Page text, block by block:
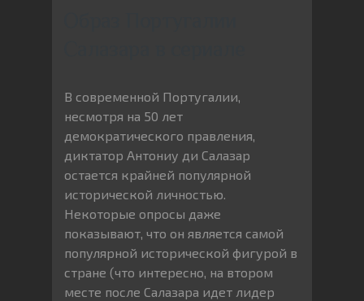
В современной Португалии,
несмотря на 50 лет
демократического правления,
диктатор Антониу ди Салазар
остается крайней популярной
исторической личностью.
Некоторые опросы даже
показывают, что он является самой
популярной исторической фигурой в
стране (что интересно, на втором
месте после Салазара идет лидер